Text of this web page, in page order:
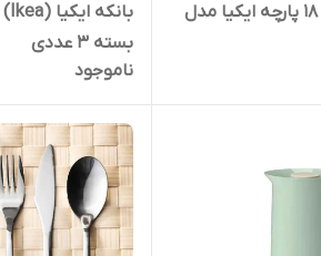
سرویس غذاخوری 18 پارچه ایکیا مدل
بسته 3 عددی
ناموجود